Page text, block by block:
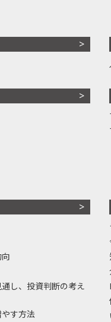
通し、投資判断の考え
す方法